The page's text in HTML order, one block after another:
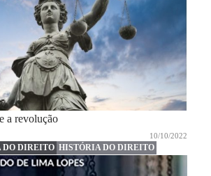
a revolução
10/10/2022
DO DIREITO HISTÓRIA DO DIREITO